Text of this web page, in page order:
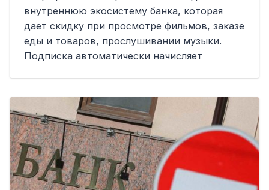
внутреннюю экосистему банка, которая
дает скидку при просмотре фильмов, заказе
еды и товаров, прослушивании музыки.
Подписка автоматически начисляет